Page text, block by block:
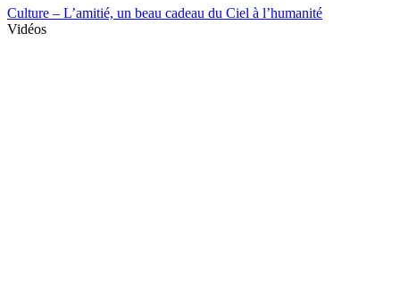
Culture – L’amitié, un beau cadeau du Ciel à l’humanité
Vidéos